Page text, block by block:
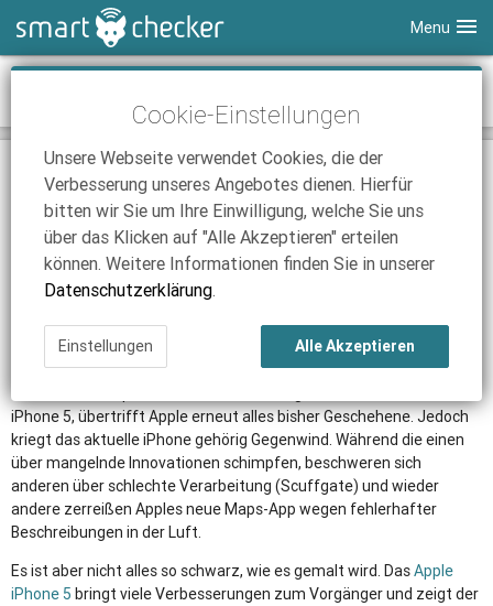
Menu
Smartphone Vergleich
Anbieter
iPhone Tarifvergleich
News
Ratgeber
Tarifvergleich
Tablet Vergleich
Surfsticks
iPad Tarifvergleich
News
Tarifvergleich
Internetanbieter
DSL Tarife
News
SmartChecker TV
25.09.2012 | 17:48|Düsseldorf|Nick Linger
In diesem Herbst wurden einige neue Smartphones
vorgestellt und darunter die absoluten Highend-Geräte der
namhaften Hersteller der Branche.
In einer kurzen Auflistung geben wir Aufschluss über die neuesten
Smartphones am Markt.
Apple iPhone 5
5 Millionen verkaufte iPhones am ersten Wochenende sprechen
iPhone 5, übertrifft Apple erneut alles bisher Geschehene. Jedoch
kriegt das aktuelle iPhone gehörig Gegenwind. Während die einen
über mangelnde Innovationen schimpfen, beschweren sich
anderen über schlechte Verarbeitung (Scuffgate) und wieder
andere zerreißen Apples neue Maps-App wegen fehlerhafter
Beschreibungen in der Luft.
Es ist aber nicht alles so schwarz, wie es gemalt wird. DasApple
iPhone 5 bringt viele Verbesserungen zum Vorgänger und zeigt der
Cookie-Einstellungen
Unsere Webseite verwendet Cookies, die der
Verbesserung unseres Angebotes dienen. Hierfür
bitten wir Sie um Ihre Einwilligung, welche Sie uns
über das Klicken auf "Alle Akzeptieren" erteilen
können. Weitere Informationen finden Sie in unserer
Datenschutzerklärung.
Einstellungen Alle Akzeptieren